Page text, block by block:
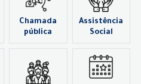
Chamada
pública
Assistência
Social